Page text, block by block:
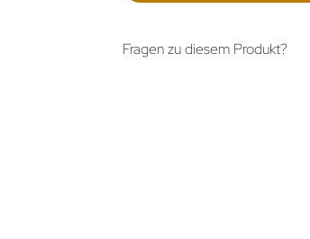
Fragen zu diesem Produkt?